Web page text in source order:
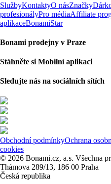
SlužbyKontaktyO násZnačky
profesionályPro médiaAffiliate
aplikaceBonamiStar
Bonami prodejny v Praze
Stáhněte si Mobilní aplikaci
Sledujte nás na sociálních sítích
Obchodní podmínkyOchrana
cookies
© 2026 Bonami.cz, a.s. Všechna
Thámova 289/13, 186 00 Praha
Česká republika